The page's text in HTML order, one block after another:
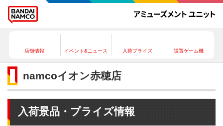
店舗情報 イベント&ニュース 入荷プライズ 設置ゲーム機
namcoイオン赤穂店
入荷景品・プライズ情報